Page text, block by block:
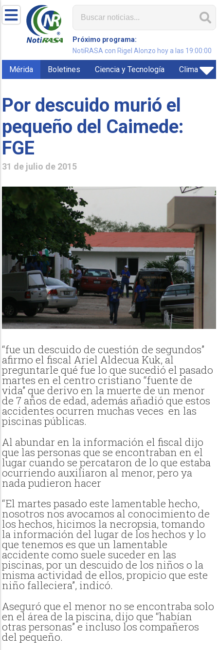
Próximo programa:
NotiRASA con Rigel Alonzo hoy a las 19:00:00
Mérida Boletines Ciencia y Tecnología Clima
Por descuido murió el
pequeño del Caimede:
FGE
31 de julio de 2015
“fue un descuido de cuestión de segundos”
afirmo el fiscal Ariel Aldecua Kuk, al
preguntarle qué fue lo que sucedió el pasado
martes en el centro cristiano “fuente de
vida” que derivo en la muerte de un menor
de 7 años de edad, además añadió que estos
accidentes ocurren muchas veces en las
piscinas públicas.
Al abundar en la información el fiscal dijo
que las personas que se encontraban en el
lugar cuando se percataron de lo que estaba
ocurriendo auxiliaron al menor, pero ya
nada pudieron hacer
“El martes pasado este lamentable hecho,
nosotros nos avocamos al conocimiento de
los hechos, hicimos la necropsia, tomando
la información del lugar de los hechos y lo
que tenemos es que un lamentable
accidente como suele suceder en las
piscinas, por un descuido de los niños o la
misma actividad de ellos, propicio que este
niño falleciera”, indicó.
Aseguró que el menor no se encontraba solo
en el área de la piscina, dijo que “habían
otras personas” e incluso los compañeros
del pequeño.